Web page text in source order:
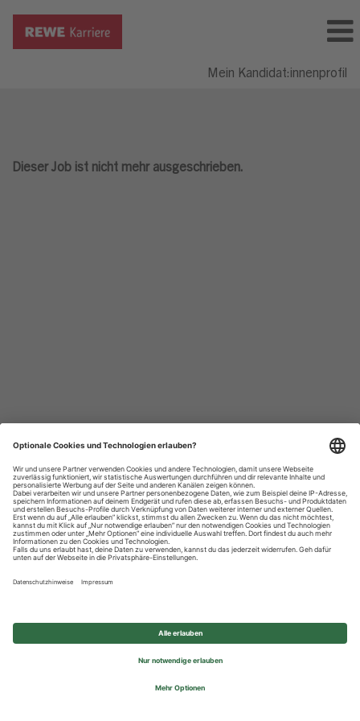
Mein Kandidat:innenprofil
Dieser Job ist nicht mehr ausgeschrieben.
Datenschutzhinweise
Impressum
Privatsphäre-Einstellungen
© 2026 REWE Group - All rights reserved